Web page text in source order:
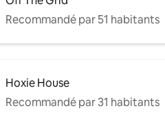
Recommandé par 51 habitants
Hoxie House
Recommandé par 31 habitants